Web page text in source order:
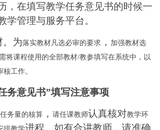
，在填写教学任务意见书的时候一
学管理与服务平台。
。为落实教材凡选必审的要求 ， 加强教材选
将课程使用的全部教材/教参填写在系统中，以
工作。
务意见书”填写注意事项
务量的核算 ， 请任课教师认真核对教学环
进程。如有合讲教师，请准确